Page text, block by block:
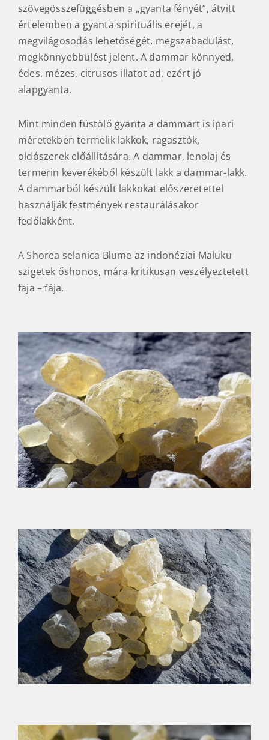
szövegösszefüggésben a „gyanta fényét”, átvitt
értelemben a gyanta spirituális erejét, a
megvilágosodás lehetőségét, megszabadulást,
megkönnyebbülést jelent. A dammar könnyed,
édes, mézes, citrusos illatot ad, ezért jó
alapgyanta.
Mint minden füstölő gyanta a dammart is ipari
méretekben termelik lakkok, ragasztók,
oldószerek előállítására. A dammar, lenolaj és
termerin keverékéből készült lakk a dammar-lakk.
A dammarból készült lakkokat előszeretettel
használják festmények restaurálásakor
fedőlakként.
A Shorea selanica Blume az indonéziai Maluku
szigetek őshonos, mára kritikusan veszélyeztetett
faja – fája.